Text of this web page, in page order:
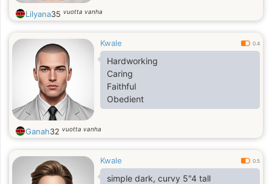
Lilyana35 vuotta vanha
Kwale 0.4
Hardworking
Caring
Faithful
Obedient
Ganah32 vuotta vanha
Kwale 0.5
simple dark, curvy 5"4 tall